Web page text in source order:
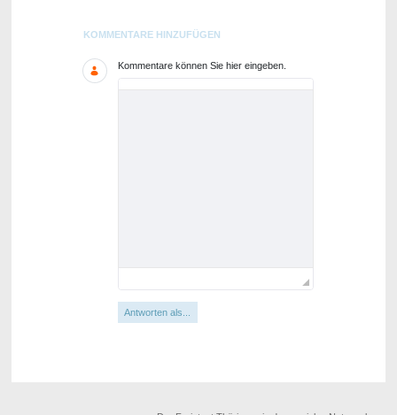
Blogs
KOMMENTARE HINZUFÜGEN
Kommentare können Sie hier eingeben.
Antworten als...